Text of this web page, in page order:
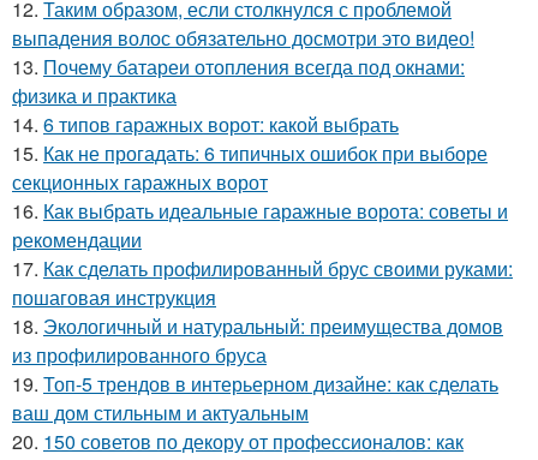
12. Таким образом, если столкнулся с проблемой
выпадения волос обязательно досмотри это видео!
13. Почему батареи отопления всегда под окнами:
физика и практика
14. 6 типов гаражных ворот: какой выбрать
15. Как не прогадать: 6 типичных ошибок при выборе
секционных гаражных ворот
16. Как выбрать идеальные гаражные ворота: советы и
рекомендации
17. Как сделать профилированный брус своими руками:
пошаговая инструкция
18. Экологичный и натуральный: преимущества домов
из профилированного бруса
19. Топ-5 трендов в интерьерном дизайне: как сделать
ваш дом стильным и актуальным
20. 150 советов по декору от профессионалов: как